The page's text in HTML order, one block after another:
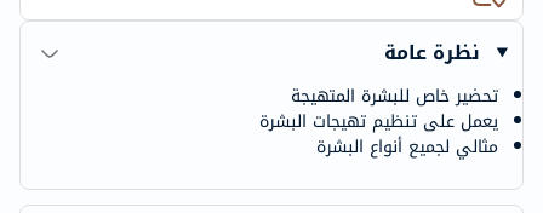
نظرة عامة
تحضير خاص للبشرة المتهيجة
يعمل على تنظيم تهيجات البشرة
مثالي لجميع أنواع البشرة